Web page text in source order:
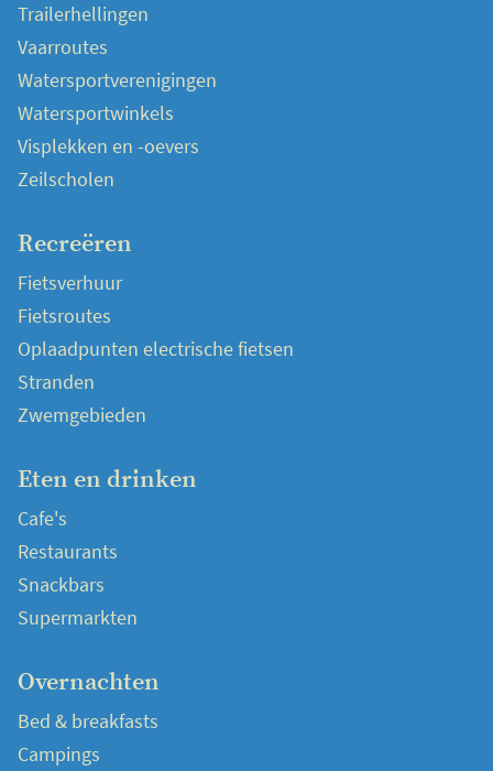
Trailerhellingen
Vaarroutes
Watersportverenigingen
Watersportwinkels
Visplekken en -oevers
Zeilscholen
Recreëren
Fietsverhuur
Fietsroutes
Oplaadpunten electrische fietsen
Stranden
Zwemgebieden
Eten en drinken
Cafe's
Restaurants
Snackbars
Supermarkten
Overnachten
Bed & breakfasts
Campings